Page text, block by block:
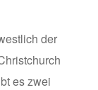
der
es zwei